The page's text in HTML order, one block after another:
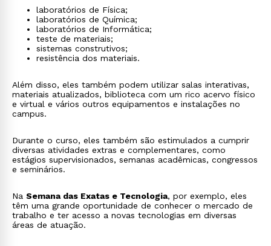
manutenção de sistemas de geração, transmissão e
distribuição de energia, como usinas hidrelétricas,
térmicas, eólicas e nucleares;
Eletricidade Aplicada: trabalha na integração de
sistemas eletromecânicos, como motores, geradores,
acionamentos elétricos e sistemas de automação
industrial;
deformações e resistência de estruturas e
componentes mecânicos, realizando simulações e
cálculos para garantir a segurança e eficiência
estrutural;
repouso, aplicando conhecimentos em sistemas
hidráulicos, pneumáticos, de turbinas, de ventilação e
de refrigeração.
laboratórios de Física;
laboratórios de Química;
laboratórios de Informática;
teste de materiais;
sistemas construtivos;
resistência dos materiais.
Além disso, eles também podem utilizar salas interativas,
materiais atualizados, biblioteca com um rico acervo físico
e virtual e vários outros equipamentos e instalações no
campus.
Durante o curso, eles também são estimulados a cumprir
diversas atividades extras e complementares, como
estágios supervisionados, semanas acadêmicas, congressos
e seminários.
Na Semana das Exatas e Tecnologia, por exemplo, eles
têm uma grande oportunidade de conhecer o mercado de
trabalho e ter acesso a novas tecnologias em diversas
áreas de atuação.